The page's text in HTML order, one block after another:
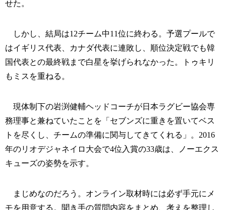
せた。
しかし、結局は12チーム中11位に終わる。予選プールで
はイギリス代表、カナダ代表に連敗し、順位決定戦でも韓
国代表との最終戦まで白星を挙げられなかった。トゥキリ
もミスを重ねる。
現体制下の岩渕健輔ヘッドコーチが日本ラグビー協会専
務理事と兼ねていたことを「セブンズに重きを置いてベス
トを尽くし、チームの準備に関与してきてくれる」。2016
年のリオデジャネイロ大会で4位入賞の33歳は、ノーエクス
キューズの姿勢を示す。
まじめなのだろう。オンライン取材時には必ず手元にメ
モを用意する。聞き手の質問内容をまとめ、考えを整理し